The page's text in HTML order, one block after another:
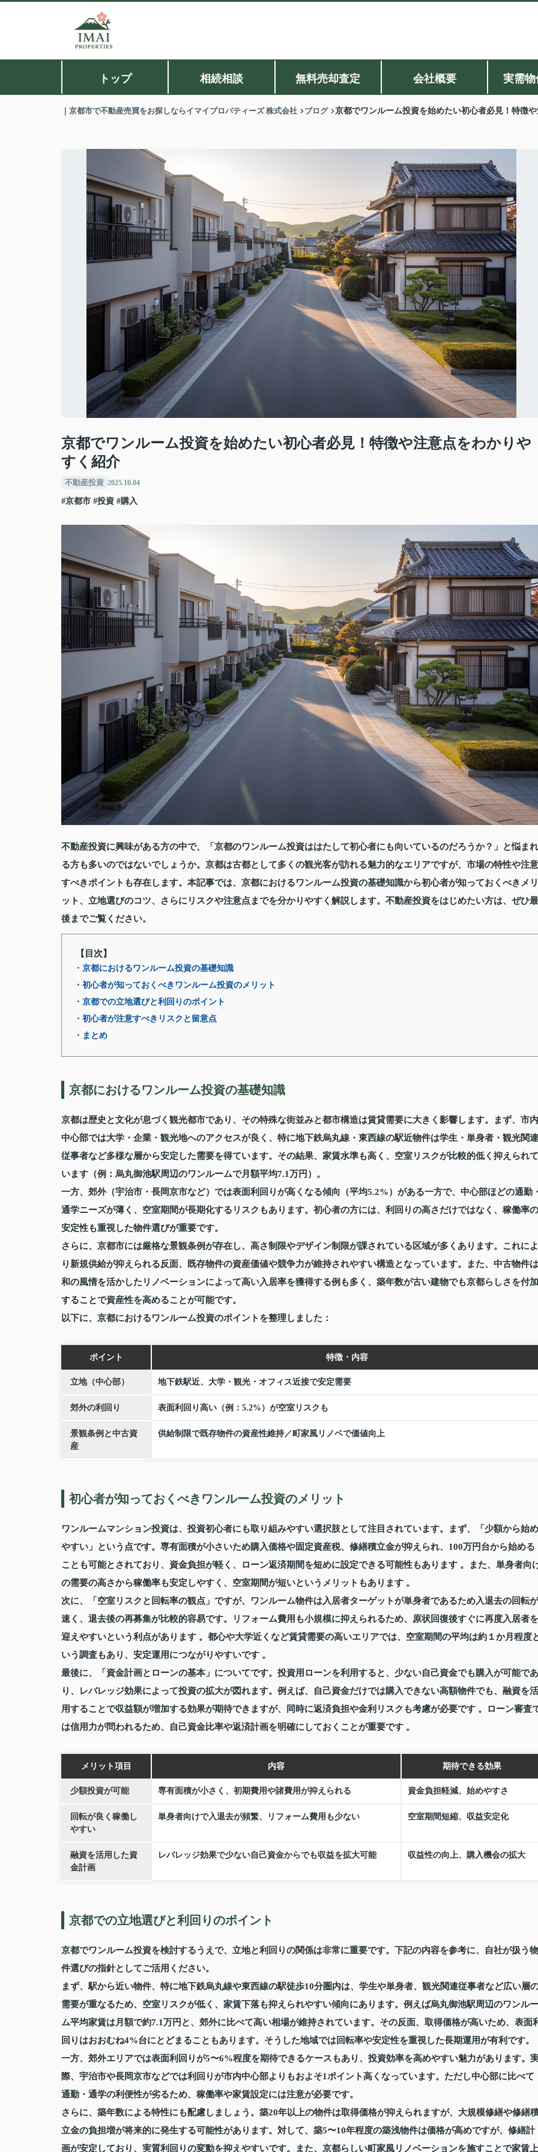
トップ 相続相談 無料売却査定 会社概要 実需
｜京都市で不動産売買をお探しならイマイプロパティーズ 株式会社 ブログ 京都でワンルーム投資を始めたい初心者必見！特徴
京都でワンルーム投資を始めたい初心者必見！特徴や注意点をわかりや
すく紹介
不動産投資 2025.10.04
#京都市 #投資 #購入
不動産投資に興味がある方の中で、「京都のワンルーム投資ははたして初心者にも向いているのだろうか？」と悩まれ
る方も多いのではないでしょうか。京都は古都として多くの観光客が訪れる魅力的なエリアですが、市場の特性や注意
すべきポイントも存在します。本記事では、京都におけるワンルーム投資の基礎知識から初心者が知っておくべきメリ
ット、立地選びのコツ、さらにリスクや注意点までを分かりやすく解説します。不動産投資をはじめたい方は、ぜひ最
後までご覧ください。
【目次】
・京都におけるワンルーム投資の基礎知識
・初心者が知っておくべきワンルーム投資のメリット
・京都での立地選びと利回りのポイント
・初心者が注意すべきリスクと留意点
・まとめ
京都におけるワンルーム投資の基礎知識
京都は歴史と文化が息づく観光都市であり、その特殊な街並みと都市構造は賃貸需要に大きく影響します。まず、市内
中心部では大学・企業・観光地へのアクセスが良く、特に地下鉄烏丸線・東西線の駅近物件は学生・単身者・観光関連
従事者など多様な層から安定した需要を得ています。その結果、家賃水準も高く、空室リスクが比較的低く抑えられて
います（例：烏丸御池駅周辺のワンルームで月額平均7.1万円）。
一方、郊外（宇治市・長岡京市など）では表面利回りが高くなる傾向（平均5.2%）がある一方で、中心部ほどの通勤・
通学ニーズが薄く、空室期間が長期化するリスクもあります。初心者の方には、利回りの高さだけではなく、稼働率の
安定性も重視した物件選びが重要です。
さらに、京都市には厳格な景観条例が存在し、高さ制限やデザイン制限が課されている区域が多くあります。これによ
り新規供給が抑えられる反面、既存物件の資産価値や競争力が維持されやすい構造となっています。また、中古物件は
和の風情を活かしたリノベーションによって高い入居率を獲得する例も多く、築年数が古い建物でも京都らしさを付加
することで資産性を高めることが可能です。
以下に、京都におけるワンルーム投資のポイントを整理しました：
ポイント 特徴・内容
立地（中心部） 地下鉄駅近、大学・観光・オフィス近接で安定需要
郊外の利回り 表面利回り高い（例：5.2%）が空室リスクも
景観条例と中古資
産
供給制限で既存物件の資産性維持／町家風リノベで価値向上
初心者が知っておくべきワンルーム投資のメリット
ワンルームマンション投資は、投資初心者にも取り組みやすい選択肢として注目されています。まず、「少額から始め
やすい」という点です。専有面積が小さいため購入価格や固定資産税、修繕積立金が抑えられ、100万円台から始める
ことも可能とされており、資金負担が軽く、ローン返済期間を短めに設定できる可能性もあります 。また、単身者向
の需要の高さから稼働率も安定しやすく、空室期間が短いというメリットもあります 。
次に、「空室リスクと回転率の観点」ですが、ワンルーム物件は入居者ターゲットが単身者であるため入退去の回転が
速く、退去後の再募集が比較的容易です。リフォーム費用も小規模に抑えられるため、原状回復後すぐに再度入居者を
迎えやすいという利点があります 。都心や大学近くなど賃貸需要の高いエリアでは、空室期間の平均は約１か月程度
いう調査もあり、安定運用につながりやすいです 。
最後に、「資金計画とローンの基本」についてです。投資用ローンを利用すると、少ない自己資金でも購入が可能であ
り、レバレッジ効果によって投資の拡大が図れます。例えば、自己資金だけでは購入できない高額物件でも、融資を活
用することで収益額が増加する効果が期待できますが、同時に返済負担や金利リスクも考慮が必要です 。ローン審査
は信用力が問われるため、自己資金比率や返済計画を明確にしておくことが重要です 。
メリット項目 内容 期待できる効果
少額投資が可能 専有面積が小さく、初期費用や諸費用が抑えられる 資金負担軽減、始めやすさ
回転が良く稼働し
やすい
単身者向けで入退去が頻繁、リフォーム費用も少ない 空室期間短縮、収益安定化
融資を活用した資
金計画
レバレッジ効果で少ない自己資金からでも収益を拡大可能 収益性の向上、購入機会の拡大
京都での立地選びと利回りのポイント
京都でワンルーム投資を検討するうえで、立地と利回りの関係は非常に重要です。下記の内容を参考に、自社が扱う物
件選びの指針としてご活用ください。
まず、駅から近い物件、特に地下鉄烏丸線や東西線の駅徒歩10分圏内は、学生や単身者、観光関連従事者など広い層
需要が重なるため、空室リスクが低く、家賃下落も抑えられやすい傾向にあります。例えば烏丸御池駅周辺のワンルー
ム平均家賃は月額で約7.1万円と、郊外に比べて高い相場が維持されています。その反面、取得価格が高いため、表面
回りはおおむね4%台にとどまることもあります。そうした地域では回転率や安定性を重視した長期運用が有利です。
一方、郊外エリアでは表面利回りが5〜6%程度を期待できるケースもあり、投資効率を高めやすい魅力があります。
際、宇治市や長岡京市などでは利回りが市内中心部よりもおよそ1ポイント高くなっています。ただし中心部に比べて
通勤・通学の利便性が劣るため、稼働率や家賃設定には注意が必要です。
さらに、築年数による特性にも配慮しましょう。築20年以上の物件は取得価格が抑えられますが、大規模修繕や修繕
立金の負担増が将来的に発生する可能性があります。対して、築5〜10年程度の築浅物件は価格が高めですが、修繕計
画が安定しており、実質利回りの変動を抑えやすいです。また、京都らしい町家風リノベーションを施すことで家賃上